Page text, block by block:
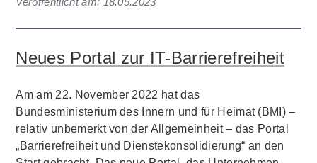
Neues Portal zur IT-Barrierefreiheit
Am am 22. November 2022 hat das
Bundesministerium des Innern und für Heimat (BMI) –
relativ unbemerkt von der Allgemeinheit – das Portal
„Barrierefreiheit und Dienstekonsolidierung“ an den